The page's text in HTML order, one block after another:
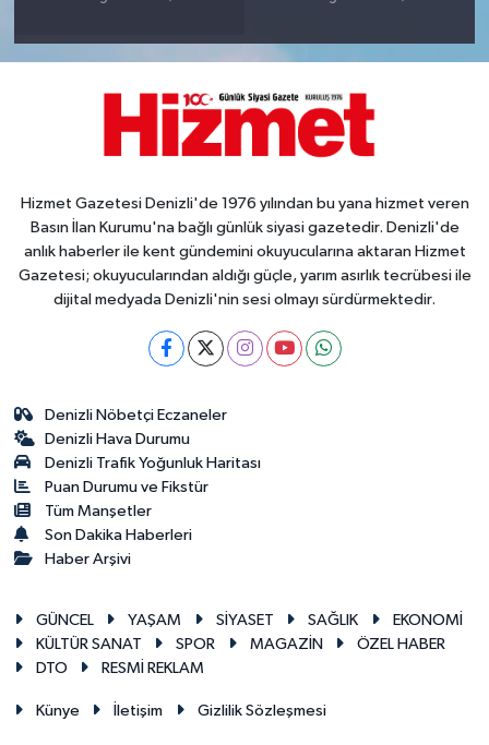
Hizmet Gazetesi Denizli'de 1976 yılından bu yana hizmet veren
Basın İlan Kurumu'na bağlı günlük siyasi gazetedir. Denizli'de
anlık haberler ile kent gündemini okuyucularına aktaran Hizmet
Gazetesi; okuyucularından aldığı güçle, yarım asırlık tecrübesi ile
dijital medyada Denizli'nin sesi olmayı sürdürmektedir.
Denizli Nöbetçi Eczaneler
Denizli Hava Durumu
Denizli Trafik Yoğunluk Haritası
Puan Durumu ve Fikstür
Tüm Manşetler
Son Dakika Haberleri
Haber Arşivi
GÜNCEL YAŞAM SİYASET SAĞLIK
EKONOMİ
KÜLTÜR SANAT
SPOR MAGAZİN
ÖZEL HABER
DTO
RESMİ REKLAM
Künye İletişim Gizlilik Sözleşmesi